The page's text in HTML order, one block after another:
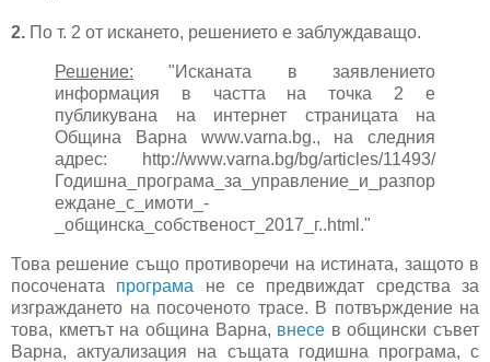
2. По т. 2 от искането, решението е заблуждаващо.
Решение: "Исканата в заявлението
информация в частта на точка 2 е
публикувана на интернет страницата на
Община Варна www.varna.bg., на следния
адрес: http://www.varna.bg/bg/articles/11493/
Годишна_програма_за_управление_и_разпор
еждане_с_имоти_-
_общинска_собственост_2017_г..html."
Това решение също противоречи на истината, защото в
посочената програма не се предвиждат средства за
изграждането на посоченото трасе. В потвърждение на
това, кметът на община Варна, внесе в общински съвет
Варна, актуализация на същата годишна програма, с